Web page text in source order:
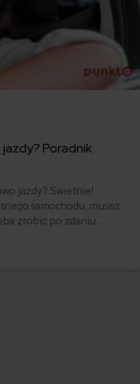
Poradnik
jazdy? Świetnie!
samochodu, musisz
zrobić po zdaniu
mógł prowadzić